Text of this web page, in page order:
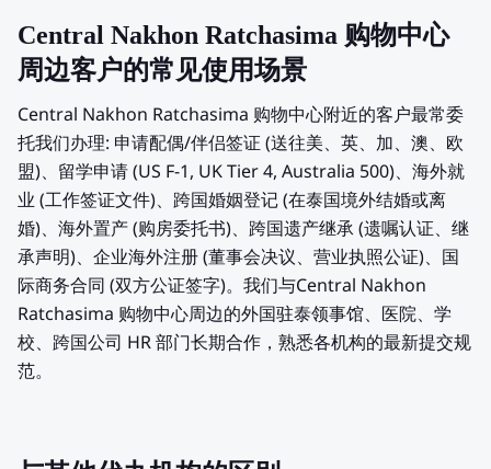
Central Nakhon Ratchasima 购物中心
周边客户的常见使用场景
Central Nakhon Ratchasima 购物中心附近的客户最常委
托我们办理: 申请配偶/伴侣签证 (送往美、英、加、澳、欧
盟)、留学申请 (US F-1, UK Tier 4, Australia 500)、海外就
业 (工作签证文件)、跨国婚姻登记 (在泰国境外结婚或离
婚)、海外置产 (购房委托书)、跨国遗产继承 (遗嘱认证、继
承声明)、企业海外注册 (董事会决议、营业执照公证)、国
际商务合同 (双方公证签字)。我们与Central Nakhon
Ratchasima 购物中心周边的外国驻泰领事馆、医院、学
校、跨国公司 HR 部门长期合作，熟悉各机构的最新提交规
范。